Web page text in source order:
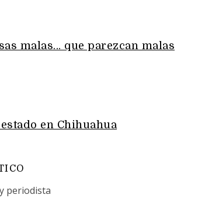
malas… que parezcan malas
en Chihuahua
periodista